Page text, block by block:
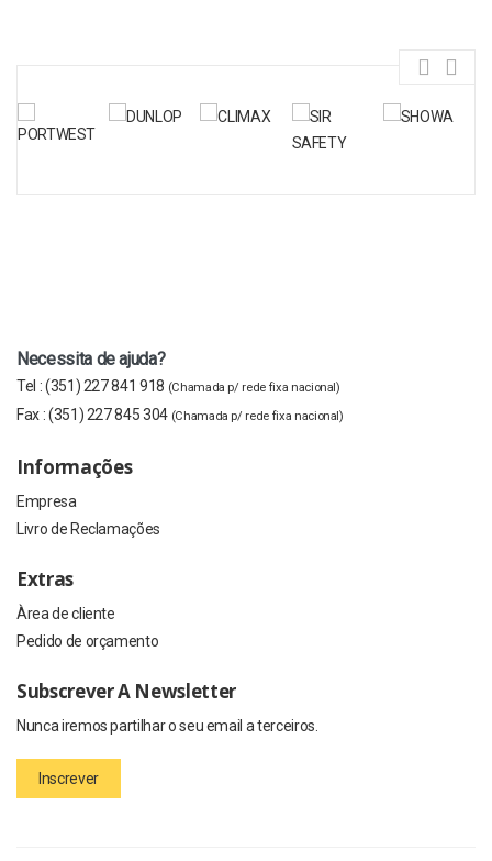
Necessita de ajuda?
Tel :(351) 227 841 918 (Chamada p/ rede fixa nacional)
Fax :(351) 227 845 304 (Chamada p/ rede fixa nacional)
Informações
Empresa
Livro de Reclamações
Extras
Àrea de cliente
Pedido de orçamento
Subscrever A Newsletter
Nunca iremos partilhar o seu email a terceiros.
Inscrever